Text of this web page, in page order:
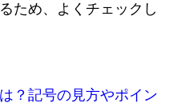
ため、よくチェックし
？記号の見方やポイン